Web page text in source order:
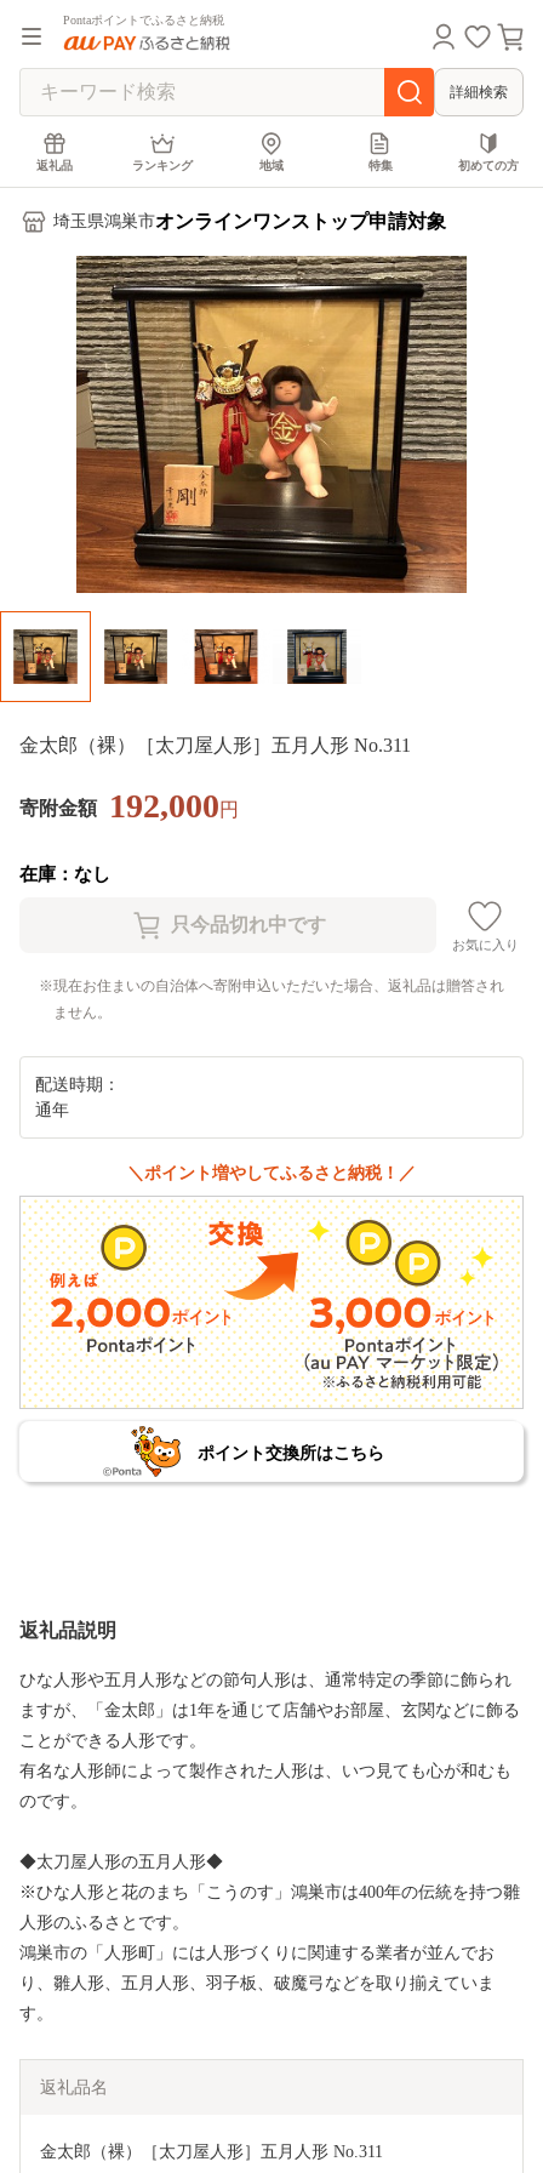
Pontaポイントでふるさと納税
詳細検索
返礼品 ランキング 地域 特集 初めての方
埼玉県鴻巣市オンラインワンストップ申請対象
金太郎（裸）［太刀屋人形］五月人形 No.311
寄附金額 192,000円
在庫：なし
お気に入り
現在お住まいの自治体へ寄附申込いただいた場合、返礼品は贈答され
ません。
配送時期：
通年
＼ポイント増やしてふるさと納税！／
ポイント交換所はこちら
返礼品説明
ひな人形や五月人形などの節句人形は、通常特定の季節に飾られ
ますが、「金太郎」は1年を通じて店舗やお部屋、玄関などに飾る
ことができる人形です。
有名な人形師によって製作された人形は、いつ見ても心が和むも
のです。
◆太刀屋人形の五月人形◆
※ひな人形と花のまち「こうのす」鴻巣市は400年の伝統を持つ雛
人形のふるさとです。
鴻巣市の「人形町」には人形づくりに関連する業者が並んでお
り、雛人形、五月人形、羽子板、破魔弓などを取り揃えていま
す。
返礼品名
金太郎（裸）［太刀屋人形］五月人形 No.311